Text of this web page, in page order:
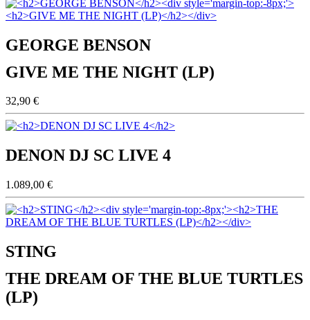
GEORGE BENSON
GIVE ME THE NIGHT (LP)
32,90 €
DENON DJ SC LIVE 4
1.089,00 €
STING
THE DREAM OF THE BLUE TURTLES
(LP)